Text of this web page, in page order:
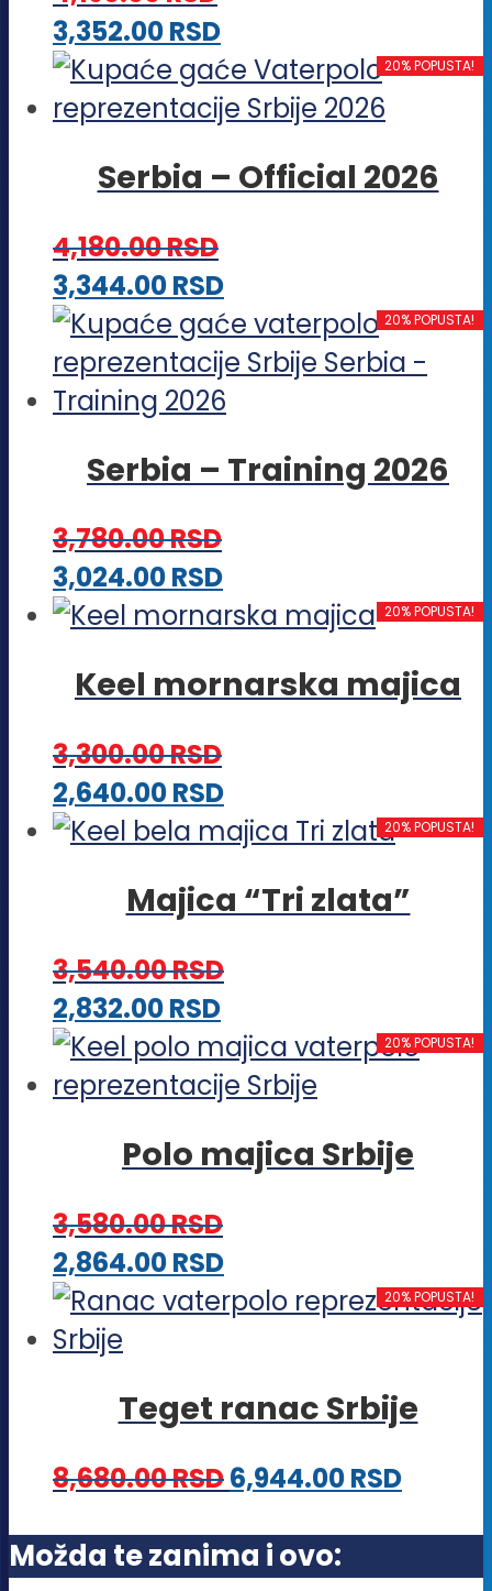
biti
izabrane
na
proizvoda.
3,352.00RSDOvaj
proizvod
ima
varijanti.
biti
izabrane
na
stranici
proizvoda.
20% POPUSTA!
Serbia – Official 2026
4,180.00RSD
3,344.00RSDOvaj
proizvod
ima
više
Opcije
na
stranici
proizvoda.
20% POPUSTA!
Serbia – Training 2026
3,780.00RSD
3,024.00RSDOvaj
proizvod
više
mogu
biti
izabrane
na
stranici
20% POPUSTA!
Keel mornarska majica
3,300.00RSD
2,640.00RSDOvaj
proizvod
više
Opcije
biti
izabrane
na
stranici
20% POPUSTA!
Majica “Tri zlata”
3,540.00RSD
2,832.00RSDOvaj
proizvod
ima
varijanti.
mogu
biti
izabrane
stranici
proizvoda.
20% POPUSTA!
Polo majica Srbije
3,580.00RSD
2,864.00RSDOvaj
proizvod
varijanti.
mogu
biti
izabrane
20% POPUSTA!
Teget ranac Srbije
8,680.00RSD6,944.00RSD
Možda te zanima i ovo: